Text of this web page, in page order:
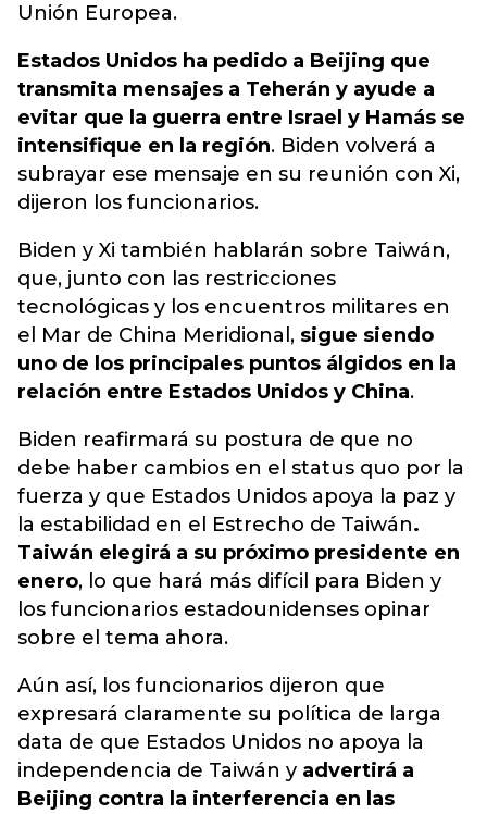
Unión Europea.
Estados Unidos ha pedido a Beijing que
transmita mensajes a Teherán y ayude a
evitar que la guerra entre Israel y Hamás se
intensifique en la región. Biden volverá a
subrayar ese mensaje en su reunión con Xi,
dijeron los funcionarios.
Biden y Xi también hablarán sobre Taiwán,
que, junto con las restricciones
tecnológicas y los encuentros militares en
el Mar de China Meridional, sigue siendo
uno de los principales puntos álgidos en la
relación entre Estados Unidos y China.
Biden reafirmará su postura de que no
debe haber cambios en el status quo por la
fuerza y ​​que Estados Unidos apoya la paz y
la estabilidad en el Estrecho de Taiwán.
Taiwán elegirá a su próximo presidente en
enero, lo que hará más difícil para Biden y
los funcionarios estadounidenses opinar
sobre el tema ahora.
Aún así, los funcionarios dijeron que
expresará claramente su política de larga
data de que Estados Unidos no apoya la
independencia de Taiwán y advertirá a
Beijing contra la interferencia en las